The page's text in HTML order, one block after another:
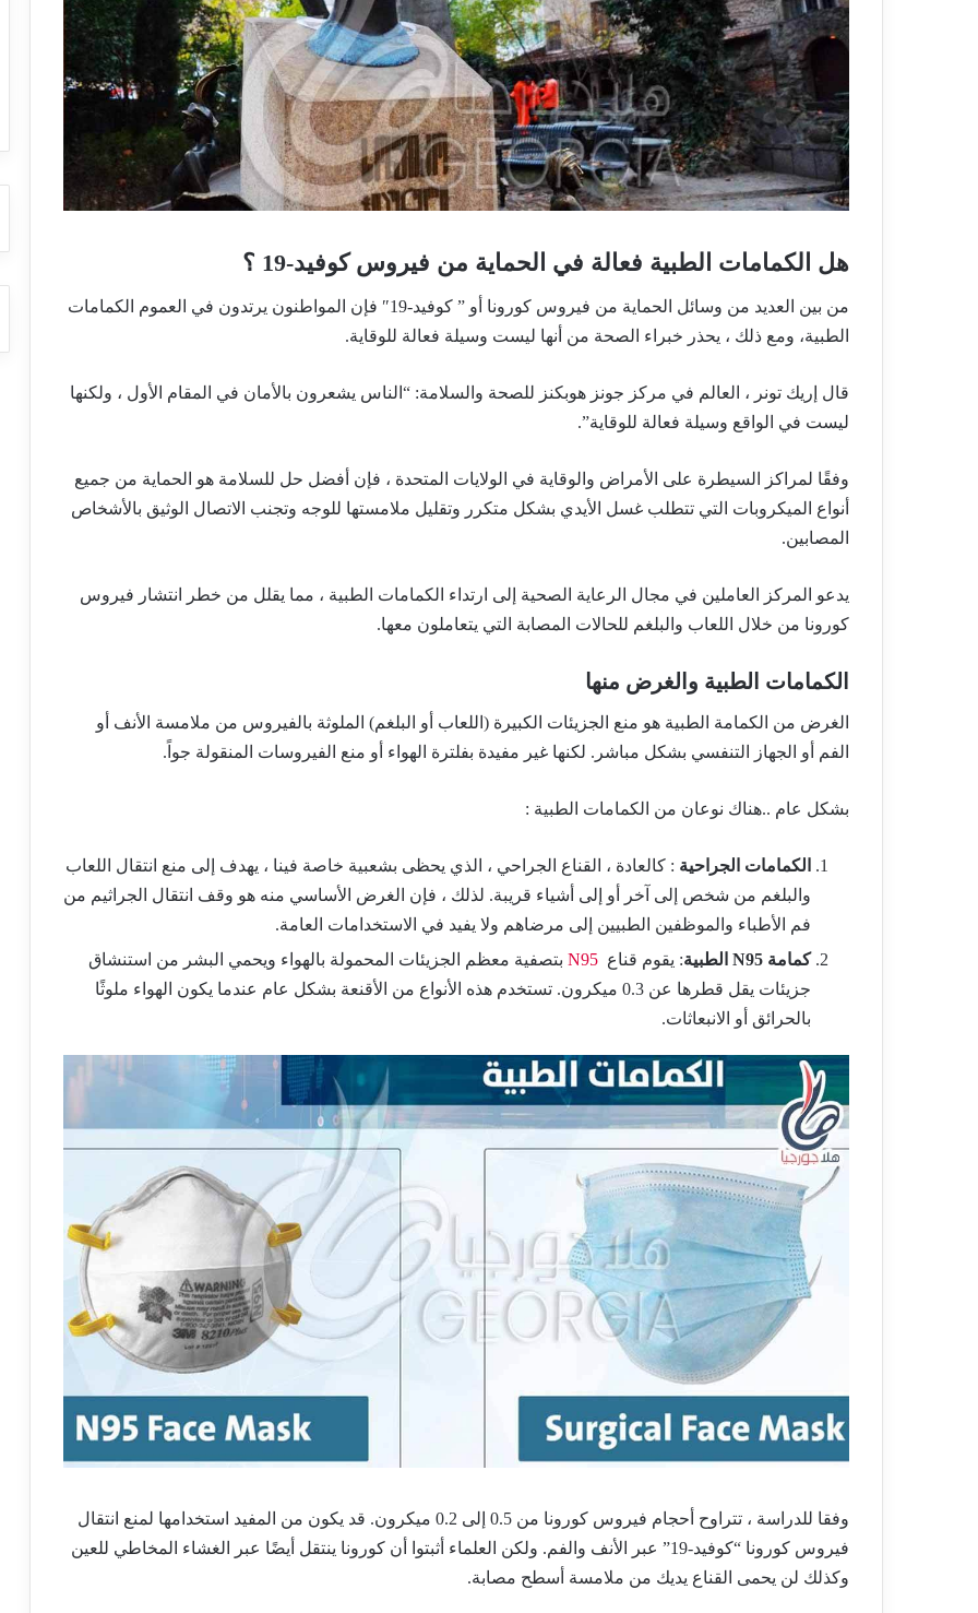
هل الكمامات الطبية فعالة في الحماية من فيروس كوفيد-19 ؟
من بين العديد من وسائل الحماية من فيروس كورونا أو ” كوفيد-19″ فإن المواطنون يرتدون في العموم الكمامات
الطبية، ومع ذلك ، يحذر خبراء الصحة من أنها ليست وسيلة فعالة للوقاية.
قال إريك تونر ، العالم في مركز جونز هوبكنز للصحة والسلامة: “الناس يشعرون بالأمان في المقام الأول ، ولكنها
ليست في الواقع وسيلة فعالة للوقاية”.
وفقًا لمراكز السيطرة على الأمراض والوقاية في الولايات المتحدة ، فإن أفضل حل للسلامة هو الحماية من جميع
أنواع الميكروبات التي تتطلب غسل الأيدي بشكل متكرر وتقليل ملامستها للوجه وتجنب الاتصال الوثيق بالأشخاص
المصابين.
يدعو المركز العاملين في مجال الرعاية الصحية إلى ارتداء الكمامات الطبية ، مما يقلل من خطر انتشار فيروس
كورونا من خلال اللعاب والبلغم للحالات المصابة التي يتعاملون معها.
الكمامات الطبية والغرض منها
الغرض من الكمامة الطبية هو منع الجزيئات الكبيرة (اللعاب أو البلغم) الملوثة بالفيروس من ملامسة الأنف أو
الفم أو الجهاز التنفسي بشكل مباشر. لكنها غير مفيدة بفلترة الهواء أو منع الفيروسات المنقولة جواً.
بشكل عام ..هناك نوعان من الكمامات الطبية :
الكمامات الجراحية : كالعادة ، القناع الجراحي ، الذي يحظى بشعبية خاصة فينا ، يهدف إلى منع انتقال اللعاب
والبلغم من شخص إلى آخر أو إلى أشياء قريبة. لذلك ، فإن الغرض الأساسي منه هو وقف انتقال الجراثيم من
فم الأطباء والموظفين الطبيين إلى مرضاهم ولا يفيد في الاستخدامات العامة.
كمامة N95 الطبية
: يقوم قناع N95 بتصفية معظم الجزيئات المحمولة بالهواء ويحمي البشر من استنشاق
جزيئات يقل قطرها عن 0.3 ميكرون. تستخدم هذه الأنواع من الأقنعة بشكل عام عندما يكون الهواء ملوثًا
بالحرائق أو الانبعاثات.
وفقا للدراسة ، تتراوح أحجام فيروس كورونا من 0.5 إلى 0.2 ميكرون. قد يكون من المفيد استخدامها لمنع انتقال
فيروس كورونا “كوفيد-19” عبر الأنف والفم. ولكن العلماء أثبتوا أن كورونا ينتقل أيضًا عبر الغشاء المخاطي للعين
وكذلك لن يحمى القناع يديك من ملامسة أسطح مصابة.